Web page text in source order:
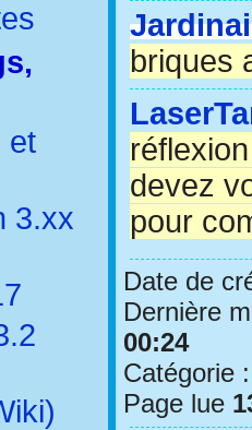
et
3.xx
briques
devez
pour
Date de
Dernière
00:24
Catégorie
Page lue